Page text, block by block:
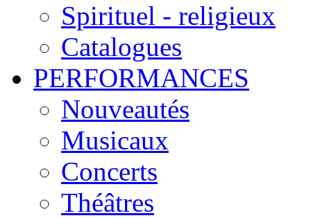
Spirituel - religieux
Catalogues
PERFORMANCES
Nouveautés
Musicaux
Concerts
Théâtres